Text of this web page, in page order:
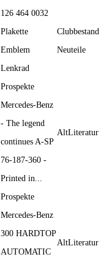
126 464 0032
Plakette
Emblem
Lenkrad
Clubbestand
Neuteile
Prospekte
Mercedes-Benz
- The legend
continues A-SP
76-187-360 -
Printed in...
AltLiteratur
Prospekte
Mercedes-Benz
300 HARDTOP
AUTOMATIC
AltLiteratur